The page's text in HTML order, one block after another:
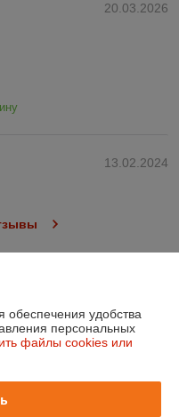
20.03.2026
13.02.2024
удобства
персональных
файлы cookies или